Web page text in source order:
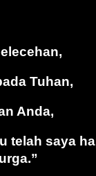
Tuhan,
Anda,
telah saya